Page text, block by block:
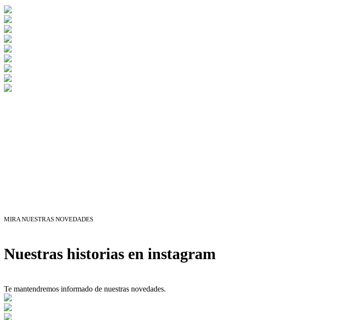
MIRA NUESTRAS NOVEDADES
Nuestras historias en instagram
Te mantendremos informado de nuestras novedades.